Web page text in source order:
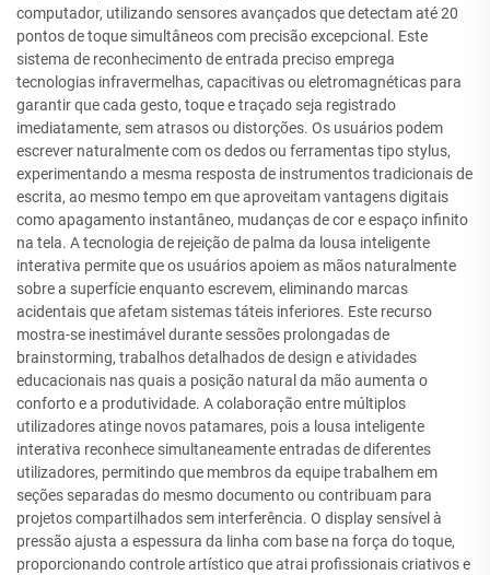
computador, utilizando sensores avançados que detectam até 20
pontos de toque simultâneos com precisão excepcional. Este
sistema de reconhecimento de entrada preciso emprega
tecnologias infravermelhas, capacitivas ou eletromagnéticas para
garantir que cada gesto, toque e traçado seja registrado
imediatamente, sem atrasos ou distorções. Os usuários podem
escrever naturalmente com os dedos ou ferramentas tipo stylus,
experimentando a mesma resposta de instrumentos tradicionais de
escrita, ao mesmo tempo em que aproveitam vantagens digitais
como apagamento instantâneo, mudanças de cor e espaço infinito
na tela. A tecnologia de rejeição de palma da lousa inteligente
interativa permite que os usuários apoiem as mãos naturalmente
sobre a superfície enquanto escrevem, eliminando marcas
acidentais que afetam sistemas táteis inferiores. Este recurso
mostra-se inestimável durante sessões prolongadas de
brainstorming, trabalhos detalhados de design e atividades
educacionais nas quais a posição natural da mão aumenta o
conforto e a produtividade. A colaboração entre múltiplos
utilizadores atinge novos patamares, pois a lousa inteligente
interativa reconhece simultaneamente entradas de diferentes
utilizadores, permitindo que membros da equipe trabalhem em
seções separadas do mesmo documento ou contribuam para
projetos compartilhados sem interferência. O display sensível à
pressão ajusta a espessura da linha com base na força do toque,
proporcionando controle artístico que atrai profissionais criativos e